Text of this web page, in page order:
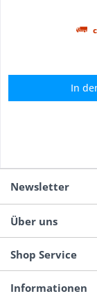
In
Newsletter
Über uns
Shop Service
Informationen